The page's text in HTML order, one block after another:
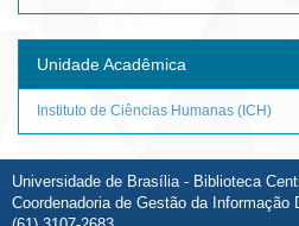
Unidade Acadêmica
Instituto de Ciências Humanas (ICH)
Universidade de Brasília - Biblioteca
Coordenadoria de Gestão da Informação